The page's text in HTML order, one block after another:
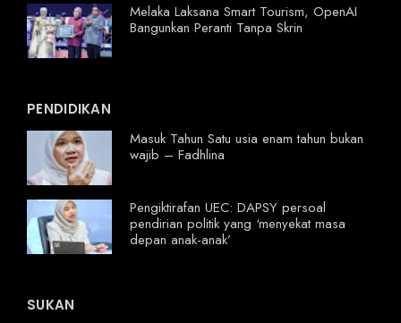
Melaka Laksana Smart Tourism, OpenAI
Bangunkan Peranti Tanpa Skrin
PENDIDIKAN
Masuk Tahun Satu usia enam tahun bukan
wajib – Fadhlina
Pengiktirafan UEC: DAPSY persoal
pendirian politik yang ‘menyekat masa
depan anak-anak’
SUKAN